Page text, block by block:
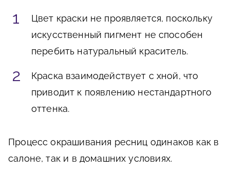
Цвет краски не проявляется, поскольку
искусственный пигмент не способен
перебить натуральный краситель.
Краска взаимодействует с хной, что
приводит к появлению нестандартного
оттенка.
Процесс окрашивания ресниц одинаков как в
салоне, так и в домашних условиях.